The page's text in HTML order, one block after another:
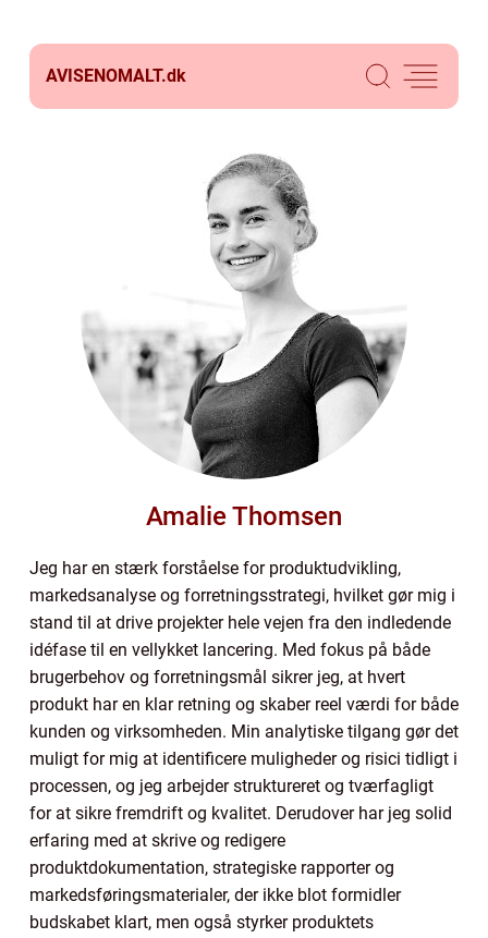
AVISENOMALT.dk
Amalie Thomsen
Jeg har en stærk forståelse for produktudvikling,
markedsanalyse og forretningsstrategi, hvilket gør mig i
stand til at drive projekter hele vejen fra den indledende
idéfase til en vellykket lancering. Med fokus på både
brugerbehov og forretningsmål sikrer jeg, at hvert
produkt har en klar retning og skaber reel værdi for både
kunden og virksomheden. Min analytiske tilgang gør det
muligt for mig at identificere muligheder og risici tidligt i
processen, og jeg arbejder struktureret og tværfagligt
for at sikre fremdrift og kvalitet. Derudover har jeg solid
erfaring med at skrive og redigere
produktdokumentation, strategiske rapporter og
markedsføringsmaterialer, der ikke blot formidler
budskabet klart, men også styrker produktets